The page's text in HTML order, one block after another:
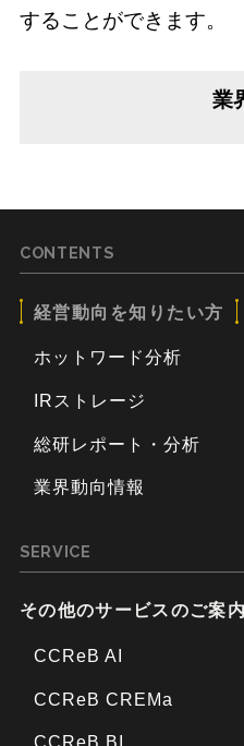
することができます。
業
CONTENTS
経営動向を知りたい方
ホットワード分析
IRストレージ
総研レポート・分析
業界動向情報
SERVICE
その他のサービスのご案内
CCReB AI
CCReB CREMa